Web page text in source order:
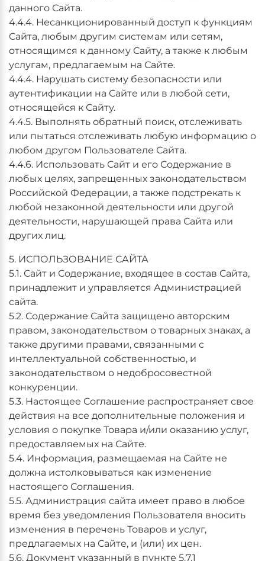
данного Сайта.
4.4.4. Несанкционированный доступ к функциям
Сайта, любым другим системам или сетям,
относящимся к данному Сайту, а также к любым
услугам, предлагаемым на Сайте.
4.4.4. Нарушать систему безопасности или
аутентификации на Сайте или в любой сети,
относящейся к Сайту.
4.4.5. Выполнять обратный поиск, отслеживать
или пытаться отслеживать любую информацию о
любом другом Пользователе Сайта.
4.4.6. Использовать Сайт и его Содержание в
любых целях, запрещенных законодательством
Российской Федерации, а также подстрекать к
любой незаконной деятельности или другой
деятельности, нарушающей права Сайта или
других лиц.
5. ИСПОЛЬЗОВАНИЕ САЙТА
5.1. Сайт и Содержание, входящее в состав Сайта,
принадлежит и управляется Администрацией
сайта.
5.2. Содержание Сайта защищено авторским
правом, законодательством о товарных знаках, а
также другими правами, связанными с
интеллектуальной собственностью, и
законодательством о недобросовестной
конкуренции.
5.3. Настоящее Соглашение распространяет свое
действия на все дополнительные положения и
условия о покупке Товара и/или оказанию услуг,
предоставляемых на Сайте.
5.4. Информация, размещаемая на Сайте не
должна истолковываться как изменение
настоящего Соглашения.
5.5. Администрация сайта имеет право в любое
время без уведомления Пользователя вносить
изменения в перечень Товаров и услуг,
предлагаемых на Сайте, и (или) их цен.
5.6. Документ указанный в пункте 5.7.1